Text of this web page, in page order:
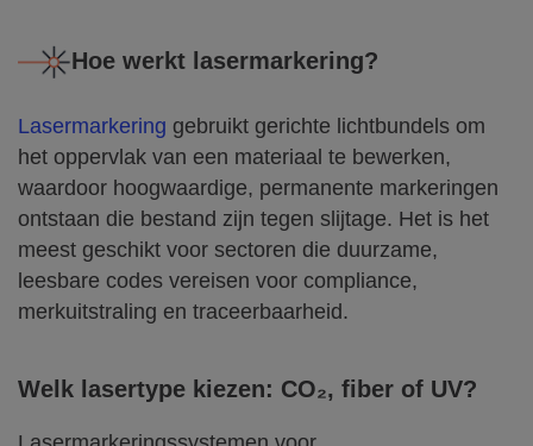
Hoe werkt lasermarkering?
Lasermarkering gebruikt gerichte lichtbundels om
het oppervlak van een materiaal te bewerken,
waardoor hoogwaardige, permanente markeringen
ontstaan die bestand zijn tegen slijtage. Het is het
meest geschikt voor sectoren die duurzame,
leesbare codes vereisen voor compliance,
merkuitstraling en traceerbaarheid.
Welk lasertype kiezen: CO₂, fiber of UV?